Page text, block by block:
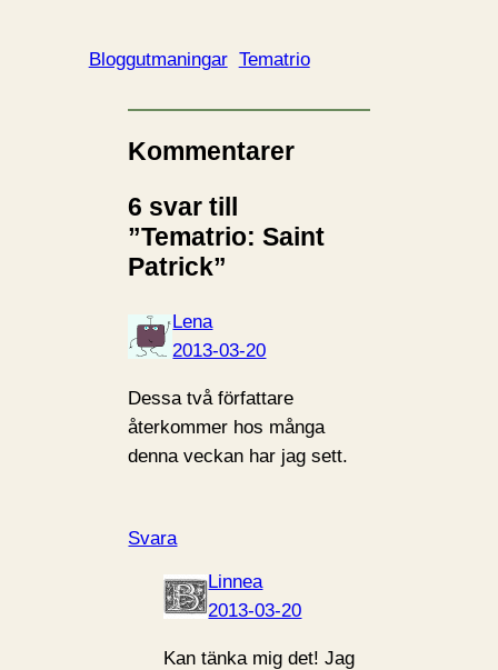
Bloggutmaningar Tematrio
Kommentarer
6 svar till
”Tematrio: Saint
Patrick”
Lena
2013-03-20
Dessa två författare
återkommer hos många
denna veckan har jag sett.
Svara
Linnea
2013-03-20
Kan tänka mig det! Jag